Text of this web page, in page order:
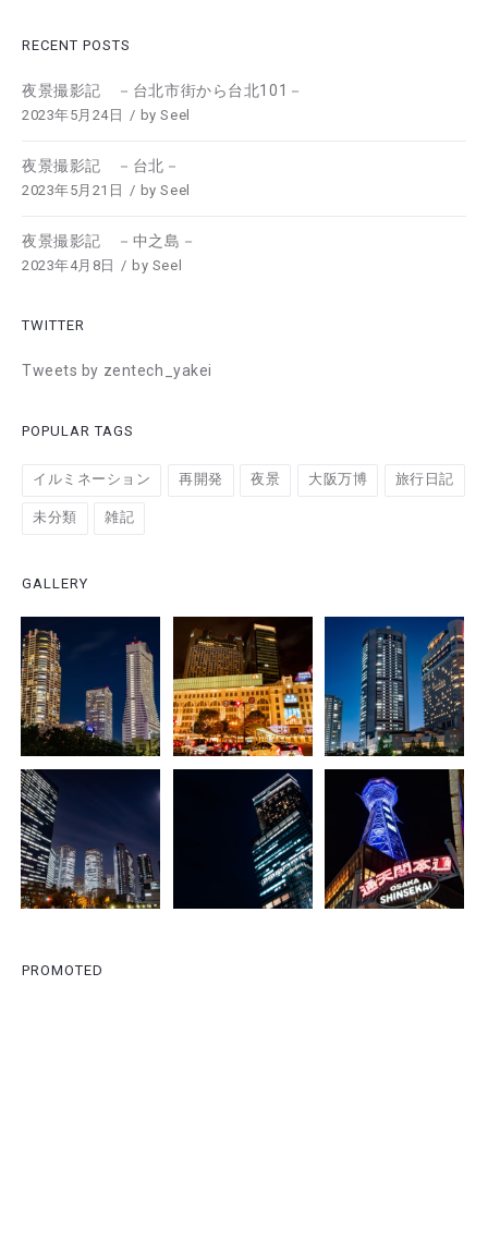
RECENT POSTS
夜景撮影記 －台北市街から台北101－
2023年5月24日 bySeel
夜景撮影記 －台北－
2023年5月21日 bySeel
夜景撮影記 －中之島－
2023年4月8日 by Seel
TWITTER
Tweets by zentech_yakei
POPULAR TAGS
イルミネーション 再開発 夜景 大阪万博 旅行日記
未分類 雑記
GALLERY
PROMOTED